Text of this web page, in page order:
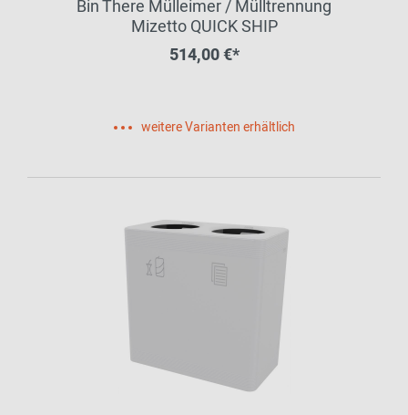
Bin There Mülleimer / Mülltrennung
Mizetto QUICK SHIP
514,00 €*
weitere Varianten erhältlich